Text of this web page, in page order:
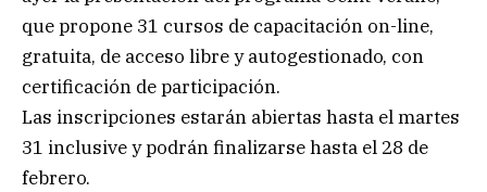
que propone 31 cursos de capacitación on-line,
gratuita, de acceso libre y autogestionado, con
certificación de participación.
Las inscripciones estarán abiertas hasta el martes
31 inclusive y podrán finalizarse hasta el 28 de
febrero.